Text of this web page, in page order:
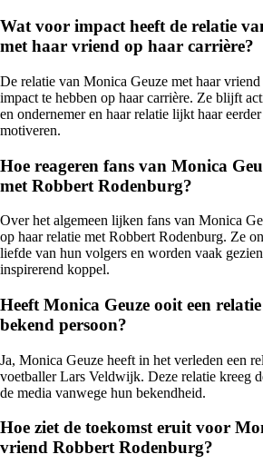
Wat voor impact heeft de relatie
met haar vriend op haar carrière?
De relatie van Monica Geuze met haar
impact te hebben op haar carrière. Ze blijft
en ondernemer en haar relatie lijkt haar
motiveren.
Hoe reageren fans van Monica
met Robbert Rodenburg?
Over het algemeen lijken fans van Monica
op haar relatie met Robbert Rodenburg. Ze
liefde van hun volgers en worden vaak
inspirerend koppel.
Heeft Monica Geuze ooit een
bekend persoon?
Ja, Monica Geuze heeft in het verleden een
voetballer Lars Veldwijk. Deze relatie kreeg
de media vanwege hun bekendheid.
Hoe ziet de toekomst eruit voor
vriend Robbert Rodenburg?